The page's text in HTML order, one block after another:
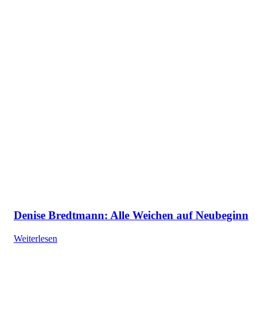
Denise Bredtmann: Alle Weichen auf Neubeginn
Weiterlesen